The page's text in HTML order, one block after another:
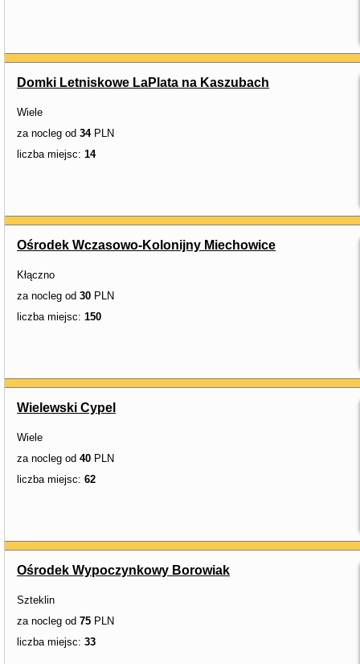
Domki Letniskowe LaPlata na Kaszubach
Wiele
za nocleg od 34PLN
liczba miejsc: 14
Ośrodek Wczasowo-Kolonijny Miechowice
Kłączno
za nocleg od 30 PLN
liczba miejsc: 150
Wielewski Cypel
Wiele
za nocleg od 40 PLN
liczba miejsc: 62
Ośrodek Wypoczynkowy Borowiak
Szteklin
za nocleg od 75 PLN
liczba miejsc: 33